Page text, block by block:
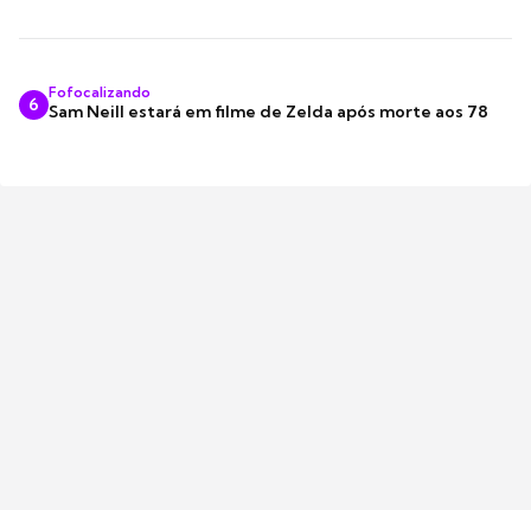
6
Fofocalizando
Sam Neill estará em filme de Zelda após morte aos 78